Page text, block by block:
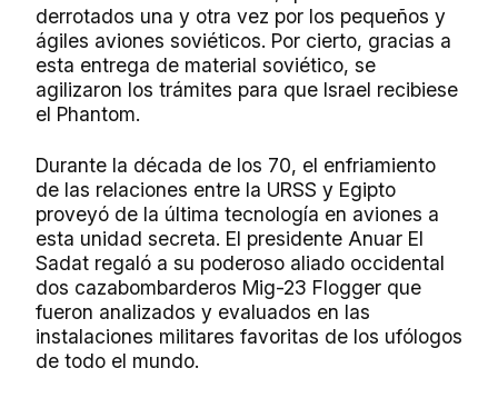
derrotados una y otra vez por los pequeños y
ágiles aviones soviéticos. Por cierto, gracias a
esta entrega de material soviético, se
agilizaron los trámites para que Israel recibiese
el Phantom.
Durante la década de los 70, el enfriamiento
de las relaciones entre la URSS y Egipto
proveyó de la última tecnología en aviones a
esta unidad secreta. El presidente Anuar El
Sadat regaló a su poderoso aliado occidental
dos cazabombarderos Mig-23 Flogger que
fueron analizados y evaluados en las
instalaciones militares favoritas de los ufólogos
de todo el mundo.